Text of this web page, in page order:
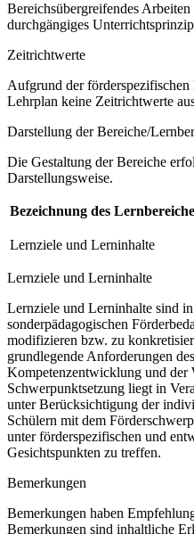
Bereichsübergreifendes
durchgängiges
Zeitrichtwerte
Aufgrund der
Lehrplan keine Zeitrichtwerte
Darstellung der Bereiche/
Die Gestaltung der Bereiche
Darstellungsweise.
Bezeichnung des
Lernziele und Lerninhalte
Lernziele und Lerninhalte
Lernziele und Lerninhalte sind
sonderpädagogischen
modifizieren bzw. zu
grundlegende Anforderungen
Kompetenzentwicklung und der
Schwerpunktsetzung liegt in
unter Berücksichtigung der
Schülern mit dem
unter förderspezifischen und
Gesichtspunkten zu treffen.
Bemerkungen
Bemerkungen haben
Bemerkungen sind inhaltliche